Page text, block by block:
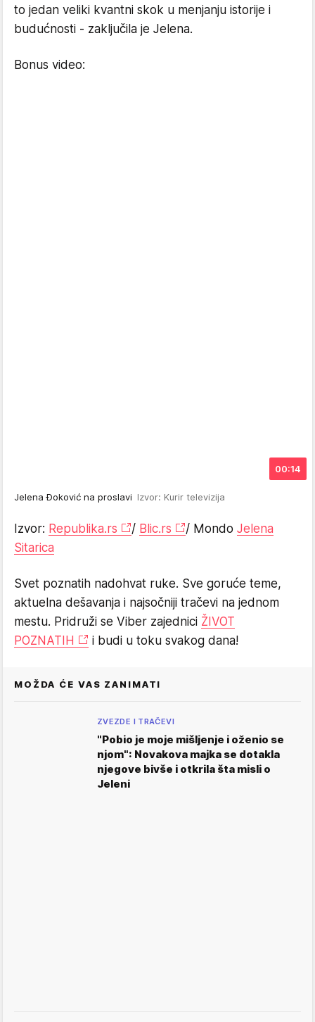
to jedan veliki kvantni skok u menjanju istorije i
budućnosti - zaključila je Jelena.
Bonus video:
00:14
Jelena Đoković na proslavi Izvor: Kurir televizija
Izvor: Republika.rs / Blic.rs / Mondo Jelena
Sitarica
Svet poznatih nadohvat ruke. Sve goruće teme,
aktuelna dešavanja i najsočniji tračevi na jednom
mestu. Pridruži se Viber zajednici ŽIVOT
POZNATIH
i budi u toku svakog dana!
MOŽDA ĆE VAS ZANIMATI
ZVEZDE I TRAČEVI
"Pobio je moje mišljenje i oženio se
njom": Novakova majka se dotakla
njegove bivše i otkrila šta misli o
Jeleni